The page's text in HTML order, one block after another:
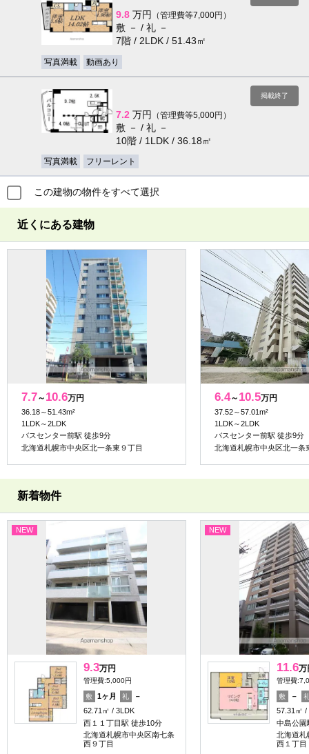
9.8 万円 （管理費等7,000円）
敷 － / 礼 －
7階 / 2LDK / 51.43㎡
写真満載 動画あり
掲載終了
7.2 万円 （管理費等5,000円）
敷 － / 礼 －
10階 / 1LDK / 36.18㎡
写真満載 フリーレント
この建物の物件をすべて選択
近くにある建物
7.7～ 10.6万円
36.18～51.43m²
1LDK～2LDK
バスセンター前駅 徒歩9分
北海道札幌市中央区北一条東９丁目
6.4～ 10.5万円
37.52～57.01m²
1LDK～2LDK
バスセンター前駅 徒歩9分
北海道札幌市中央区北一条
新着物件
NEW
9.3万円
管理費:5,000円
敷 1ヶ月 礼
－
62.71㎡
3LDK
西１１丁目駅 徒歩10分
北海道札幌市中央区南七条
西９丁目
NEW
11.6万
管理費
敷 －
57.31㎡
中島公園
北海道札
西１丁目